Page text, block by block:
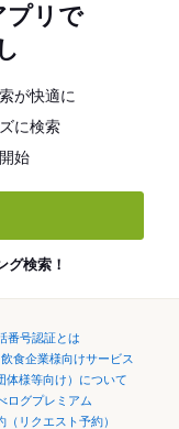
プリで
が快適に
に検索
始
グ検索！
番号認証とは
食企業様向けサービス
体様等向け）について
ログプレミアム
（リクエスト予約）